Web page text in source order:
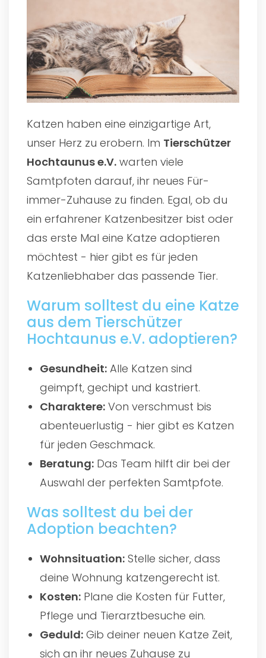
Katzen haben eine einzigartige Art,
unser Herz zu erobern. Im Tierschützer
Hochtaunus e.V. warten viele
Samtpfoten darauf, ihr neues Für-
immer-Zuhause zu finden. Egal, ob du
ein erfahrener Katzenbesitzer bist oder
das erste Mal eine Katze adoptieren
möchtest - hier gibt es für jeden
Katzenliebhaber das passende Tier.
Warum solltest du eine Katze
aus dem Tierschützer
Hochtaunus e.V. adoptieren?
Gesundheit: Alle Katzen sind
geimpft, gechipt und kastriert.
Charaktere: Von verschmust bis
abenteuerlustig - hier gibt es Katzen
für jeden Geschmack.
Beratung: Das Team hilft dir bei der
Auswahl der perfekten Samtpfote.
Was solltest du bei der
Adoption beachten?
Wohnsituation: Stelle sicher, dass
deine Wohnung katzengerecht ist.
Kosten: Plane die Kosten für Futter,
Pflege und Tierarztbesuche ein.
Geduld: Gib deiner neuen Katze Zeit,
sich an ihr neues Zuhause zu